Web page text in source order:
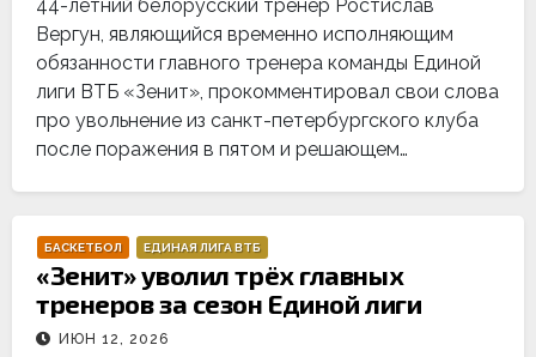
44-летний белорусский тренер Ростислав
Вергун, являющийся временно исполняющим
обязанности главного тренера команды Единой
лиги ВТБ «Зенит», прокомментировал свои слова
про увольнение из санкт-петербургского клуба
после поражения в пятом и решающем…
БАСКЕТБОЛ ЕДИНАЯ ЛИГА ВТБ
«Зенит» уволил трёх главных
тренеров за сезон Единой лиги
ИЮН 12, 2026